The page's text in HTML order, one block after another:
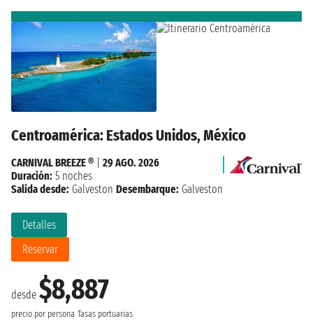
Centroamérica: Estados Unidos, México
desde $8,887
precio por persona Tasas portuarias
Detalles
Reservar
CARNIVAL BREEZE ®
29 AGO. 2026
Duración: 5 noches
Salida desde: Galveston Desembarque: Galveston